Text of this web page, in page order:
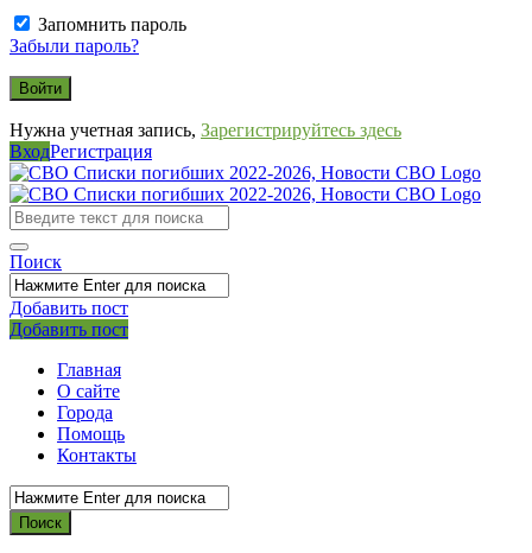
Запомнить пароль
Забыли пароль?
Нужна учетная запись, Зарегистрируйтесь здесь
ВходРегистрация
СВО
Списки
погибших
2022-
2026,
Новости
СВО
Поиск
Добавить пост
Мобильное
меню
Выйти
Добавить пост
Главная
О сайте
Города
Помощь
Контакты